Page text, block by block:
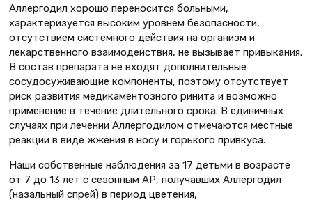
Аллергодил хорошо переносится больными,
характеризуется высоким уровнем безопасности,
отсутствием системного действия на организм и
лекарственного взаимодействия, не вызывает привыкания.
В состав препарата не входят дополнительные
сосудосуживающие компоненты, поэтому отсутствует
риск развития медикаментозного ринита и возможно
применение в течение длительного срока. В единичных
случаях при лечении Аллергодилом отмечаются местные
реакции в виде жжения в носу и горького привкуса.
Наши собственные наблюдения за 17 детьми в возрасте
от 7 до 13 лет с сезонным АР, получавших Аллергодил
(назальный спрей) в период цветения,